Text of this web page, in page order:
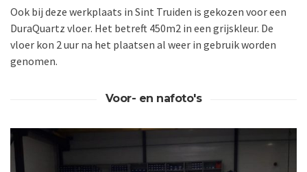
Ook bij deze werkplaats in Sint Truiden is gekozen voor een
DuraQuartz vloer. Het betreft 450m2 in een grijskleur. De
vloer kon 2 uur na het plaatsen al weer in gebruik worden
genomen.
Voor- en nafoto's